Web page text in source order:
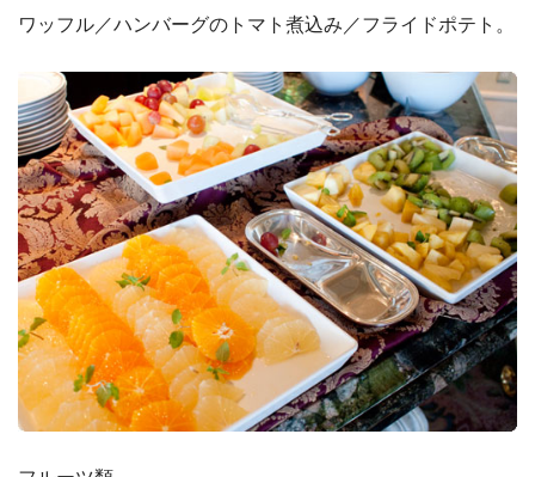
ワッフル／ハンバーグのトマト煮込み／フライドポテト。